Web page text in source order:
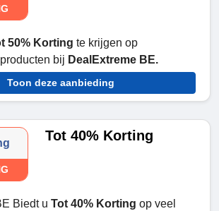
50% Korting te krijgen op
bij DealExtreme BE.
Toon deze aanbieding
Tot 40% Korting
Biedt u Tot 40% Korting op veel